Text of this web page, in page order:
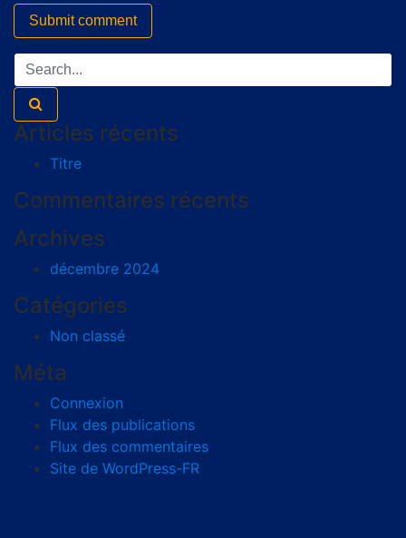
Articles récents
Titre
Commentaires récents
Archives
décembre 2024
Catégories
Non classé
Méta
Connexion
Flux des publications
Flux des commentaires
Site de WordPress-FR